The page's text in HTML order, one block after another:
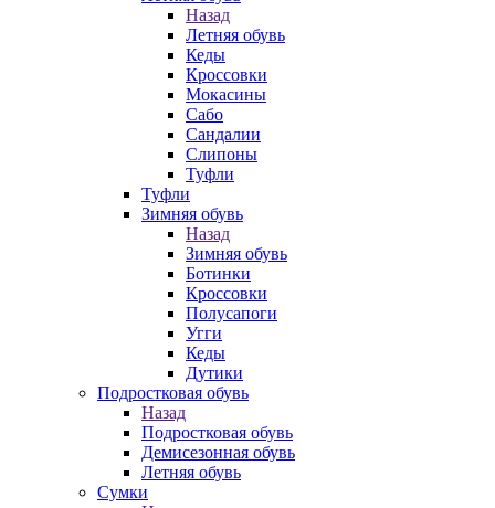
Назад
Летняя обувь
Кеды
Кроссовки
Мокасины
Сабо
Сандалии
Слипоны
Туфли
Туфли
Зимняя обувь
Назад
Зимняя обувь
Ботинки
Кроссовки
Полусапоги
Угги
Кеды
Дутики
Подростковая обувь
Назад
Подростковая обувь
Демисезонная обувь
Летняя обувь
Сумки